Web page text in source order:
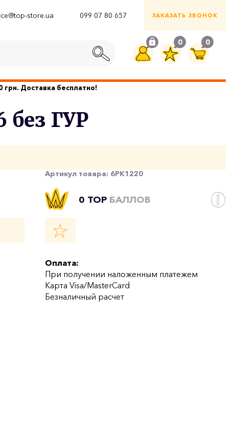
store.ua 099 07 80 657 ЗАКАЗАТЬ ЗВОНОК
0 0
грн. Доставка бесплатно!
без ГУР
Артикул товара: 6PK1220
0 TOP БАЛЛОВ
Оплата:
При получении наложенным платежем
Карта Visa/MasterCard
Безналичный расчет